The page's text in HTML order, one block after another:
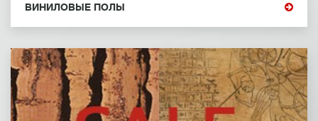
ВИНИЛОВЫЕ ПОЛЫ